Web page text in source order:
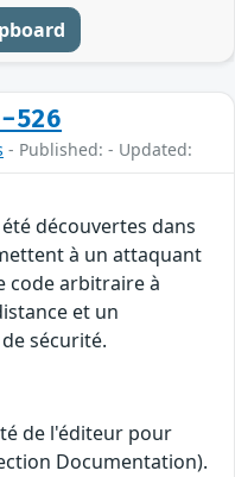
526
- Published: - Updated:
découvertes dans
à un attaquant
code arbitraire à
et un
sécurité.
de l'éditeur pour
Documentation).